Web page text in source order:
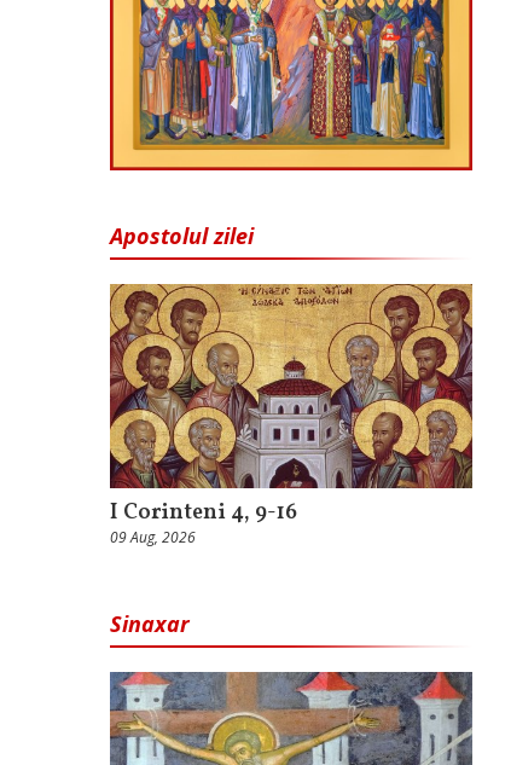
Apostolul zilei
I Corinteni 4, 9-16
09 Aug, 2026
Sinaxar